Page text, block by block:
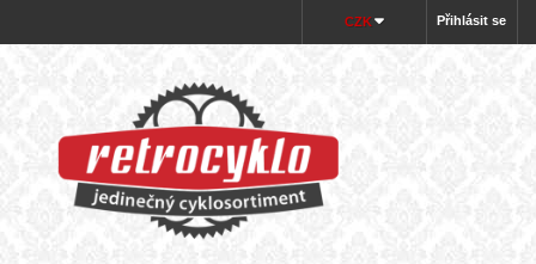
Přihlásit se
CZK